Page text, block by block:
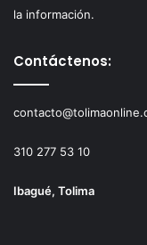
la información.
Contáctenos:
310 277 53 10
Ibagué, Tolima